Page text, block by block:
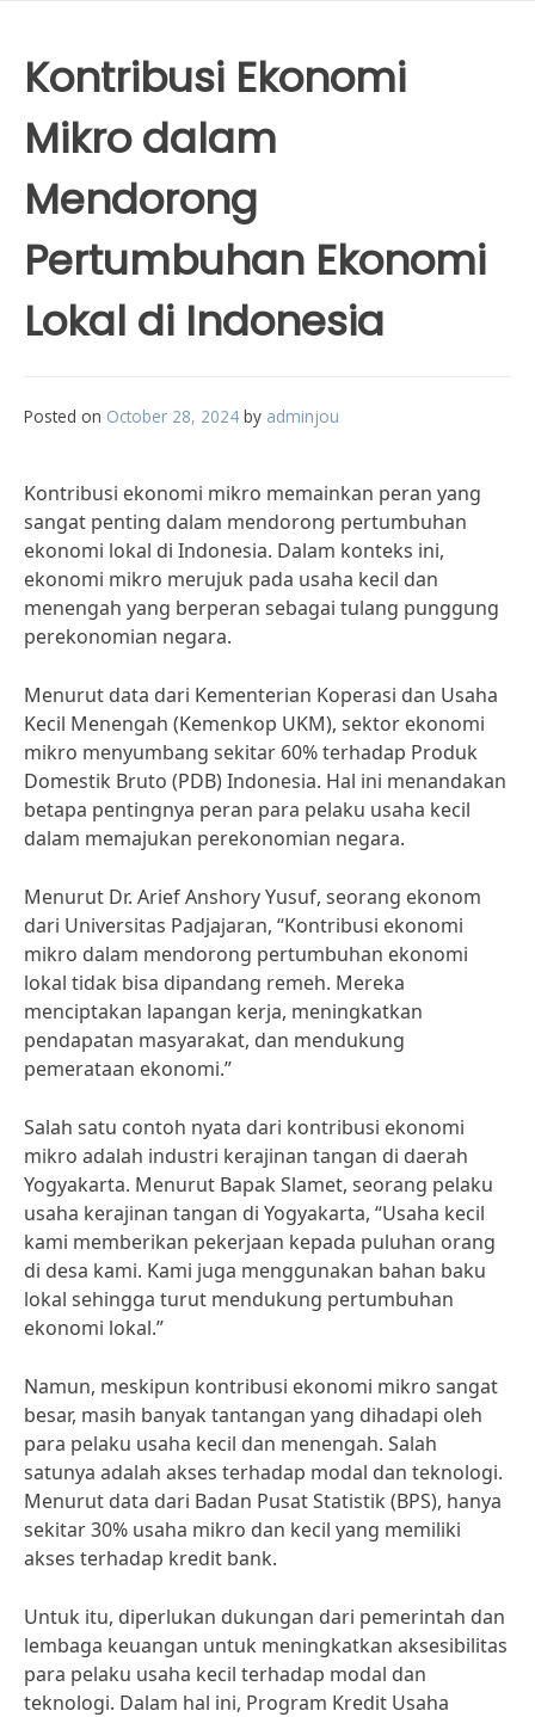
Kontribusi Ekonomi
Mikro dalam
Mendorong
Pertumbuhan Ekonomi
Lokal di Indonesia
Posted on October 28, 2024 by adminjou
Kontribusi ekonomi mikro memainkan peran yang
sangat penting dalam mendorong pertumbuhan
ekonomi lokal di Indonesia. Dalam konteks ini,
ekonomi mikro merujuk pada usaha kecil dan
menengah yang berperan sebagai tulang punggung
perekonomian negara.
Menurut data dari Kementerian Koperasi dan Usaha
Kecil Menengah (Kemenkop UKM), sektor ekonomi
mikro menyumbang sekitar 60% terhadap Produk
Domestik Bruto (PDB) Indonesia. Hal ini menandakan
betapa pentingnya peran para pelaku usaha kecil
dalam memajukan perekonomian negara.
Menurut Dr. Arief Anshory Yusuf, seorang ekonom
dari Universitas Padjajaran, “Kontribusi ekonomi
mikro dalam mendorong pertumbuhan ekonomi
lokal tidak bisa dipandang remeh. Mereka
menciptakan lapangan kerja, meningkatkan
pendapatan masyarakat, dan mendukung
pemerataan ekonomi.”
Salah satu contoh nyata dari kontribusi ekonomi
mikro adalah industri kerajinan tangan di daerah
Yogyakarta. Menurut Bapak Slamet, seorang pelaku
usaha kerajinan tangan di Yogyakarta, “Usaha kecil
kami memberikan pekerjaan kepada puluhan orang
di desa kami. Kami juga menggunakan bahan baku
lokal sehingga turut mendukung pertumbuhan
ekonomi lokal.”
Namun, meskipun kontribusi ekonomi mikro sangat
besar, masih banyak tantangan yang dihadapi oleh
para pelaku usaha kecil dan menengah. Salah
satunya adalah akses terhadap modal dan teknologi.
Menurut data dari Badan Pusat Statistik (BPS), hanya
sekitar 30% usaha mikro dan kecil yang memiliki
akses terhadap kredit bank.
Untuk itu, diperlukan dukungan dari pemerintah dan
lembaga keuangan untuk meningkatkan aksesibilitas
para pelaku usaha kecil terhadap modal dan
teknologi. Dalam hal ini, Program Kredit Usaha